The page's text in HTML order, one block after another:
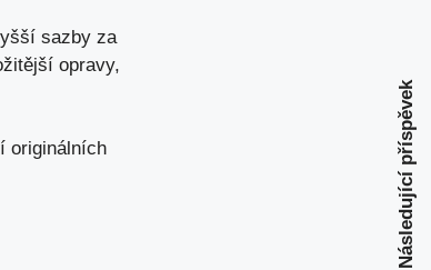
sazby za
opravy,
originálních
Následující příspěvek